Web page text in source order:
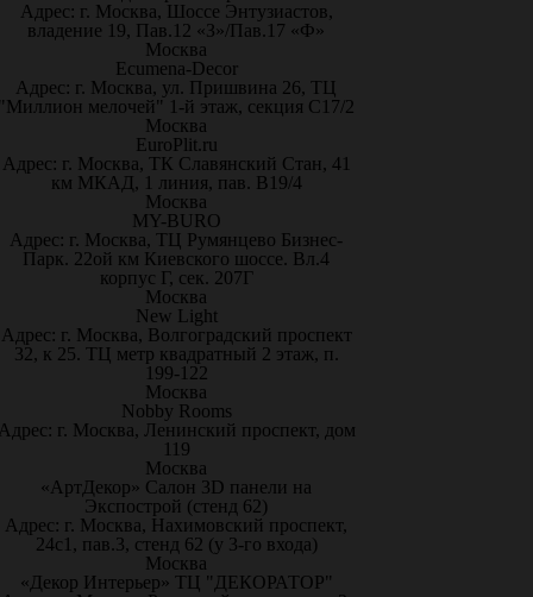
Адрес: г. Москва, Шоссе Энтузиастов,
владение 19, Пав.12 «З»/Пав.17 «Ф»
Москва
Ecumena-Decor
Адрес: г. Москва, ул. Пришвина 26, ТЦ
мелочей" 1-й этаж, секция С17/2
Москва
EuroPlit.ru
Адрес: г. Москва, ТК Славянский Стан, 41
км МКАД, 1 линия, пав. В19/4
Москва
MY-BURO
Адрес: г. Москва, ТЦ Румянцево Бизнес-
Парк. 22ой км Киевского шоссе. Вл.4
корпус Г, сек. 207Г
Москва
New Light
Адрес: г. Москва, Волгоградский проспект
32, к 25. ТЦ метр квадратный 2 этаж, п.
199-122
Москва
Nobby Rooms
г. Москва, Ленинский проспект, дом
119
Москва
«АртДекор» Салон 3D панели на
Экспострой (стенд 62)
Адрес: г. Москва, Нахимовский проспект,
24с1, пав.3, стенд 62 (у 3-го входа)
Москва
«Декор Интерьер» ТЦ "ДЕКОРАТОР"